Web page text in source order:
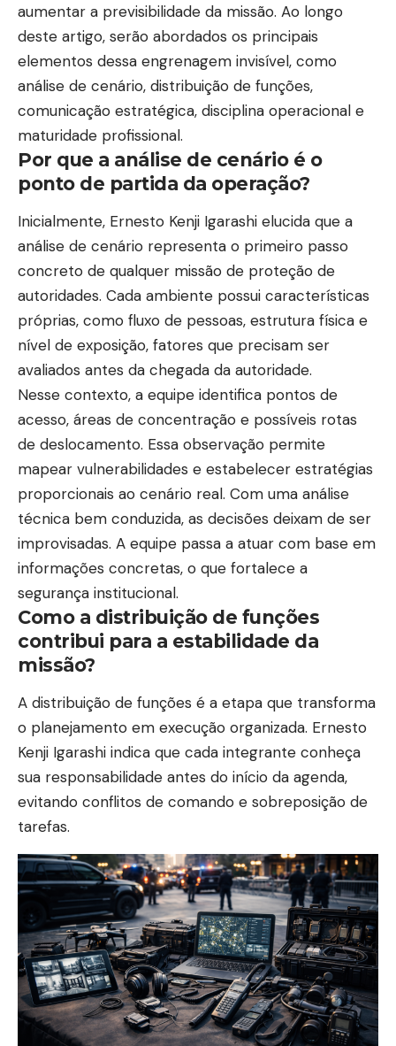
aumentar a previsibilidade da missão. Ao longo
deste artigo, serão abordados os principais
elementos dessa engrenagem invisível, como
análise de cenário, distribuição de funções,
comunicação estratégica, disciplina operacional e
maturidade profissional.
Por que a análise de cenário é o
ponto de partida da operação?
Inicialmente, Ernesto Kenji Igarashi elucida que a
análise de cenário representa o primeiro passo
concreto de qualquer missão de proteção de
autoridades. Cada ambiente possui características
próprias, como fluxo de pessoas, estrutura física e
nível de exposição, fatores que precisam ser
avaliados antes da chegada da autoridade.
Nesse contexto, a equipe identifica pontos de
acesso, áreas de concentração e possíveis rotas
de deslocamento. Essa observação permite
mapear vulnerabilidades e estabelecer estratégias
proporcionais ao cenário real. Com uma análise
técnica bem conduzida, as decisões deixam de ser
improvisadas. A equipe passa a atuar com base em
informações concretas, o que fortalece a
segurança institucional.
Como a distribuição de funções
contribui para a estabilidade da
missão?
A distribuição de funções é a etapa que transforma
o planejamento em execução organizada. Ernesto
Kenji Igarashi indica que cada integrante conheça
sua responsabilidade antes do início da agenda,
evitando conflitos de comando e sobreposição de
tarefas.